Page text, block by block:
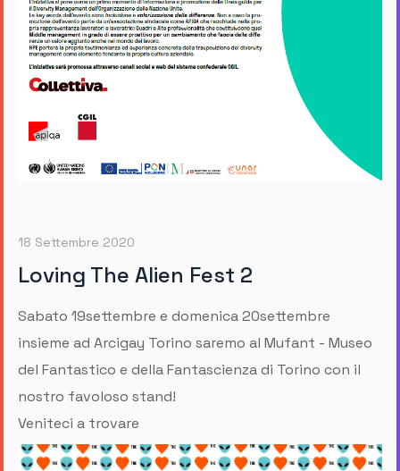
18 Settembre 2020
Loving The Alien Fest 2
Sabato 19settembre e domenica 20settembre
insieme ad Arcigay Torino saremo al Mufant - Museo
del Fantastico e della Fantascienza di Torino con il
nostro favoloso stand!
Veniteci a trovare